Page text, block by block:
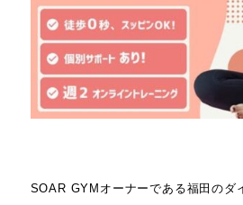
SOAR GYMオーナーである福田のダ